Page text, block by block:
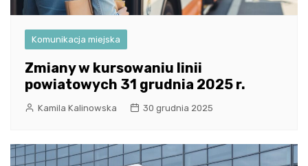
Komunikacja miejska
Zmiany w kursowaniu linii
powiatowych 31 grudnia 2025 r.
Kamila Kalinowska 30 grudnia 2025